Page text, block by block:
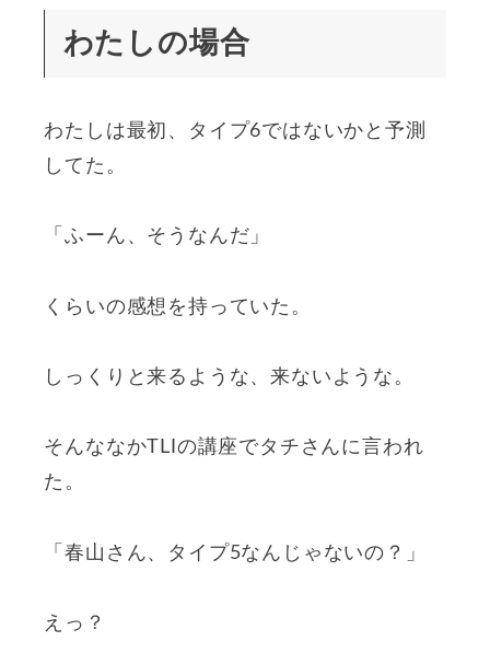
わたしの場合
わたしは最初、タイプ6ではないかと予測
してた。
「ふーん、そうなんだ」
くらいの感想を持っていた。
しっくりと来るような、来ないような。
そんななかTLIの講座でタチさんに言われ
た。
「春山さん、タイプ5なんじゃないの？」
えっ？